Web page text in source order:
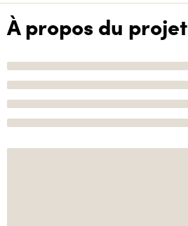
À propos du projet